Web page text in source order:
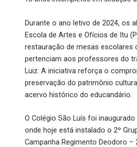
Durante o ano letivo de 2024, os
Escola de Artes e Ofícios de Itu
restauração de mesas escolares
pertenciam aos professores do
Luiz. A iniciativa reforça o
preservação do patrimônio
acervo histórico do educandário.
O Colégio São Luís foi
onde hoje está instalado o 2º
Campanha Regimento Deodoro –